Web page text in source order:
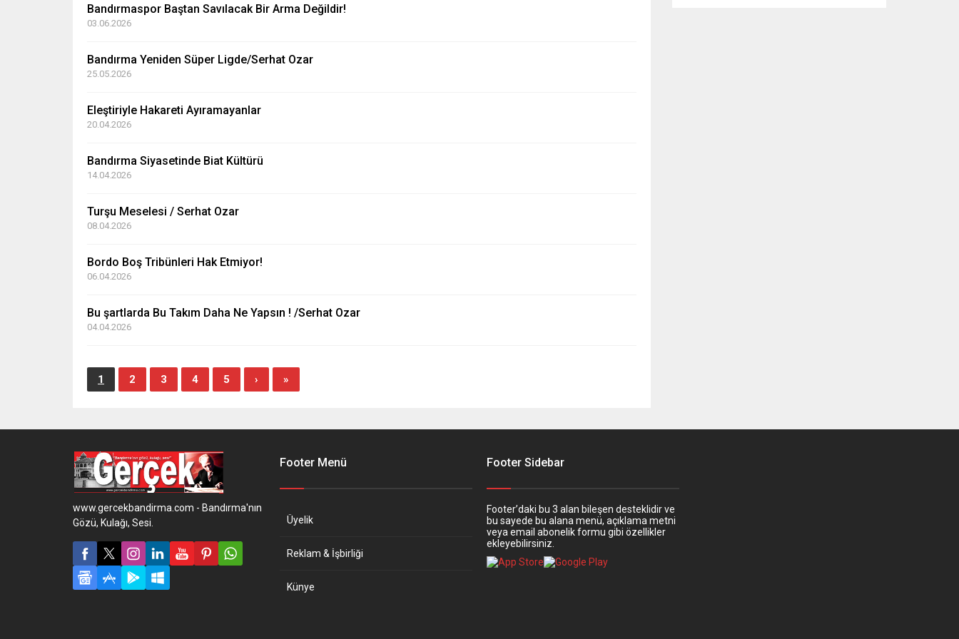
Bandırmaspor Baştan Savılacak Bir Arma Değildir!
03.06.2026
Bandırma Yeniden Süper Ligde/Serhat Ozar
25.05.2026
Eleştiriyle Hakareti Ayıramayanlar
20.04.2026
Bandırma Siyasetinde Biat Kültürü
14.04.2026
Turşu Meselesi / Serhat Ozar
08.04.2026
Bordo Boş Tribünleri Hak Etmiyor!
06.04.2026
Bu şartlarda Bu Takım Daha Ne Yapsın ! /Serhat Ozar
04.04.2026
1 2 3 4 5 › »
www.gercekbandirma.com - Bandırma'nın
Gözü, Kulağı, Sesi.
Footer Menü
Üyelik
Reklam & İşbirliği
Künye
Footer Sidebar
Footer’daki bu 3 alan bileşen desteklidir ve
bu sayede bu alana menü, açıklama metni
veya email abonelik formu gibi özellikler
ekleyebilirsiniz.